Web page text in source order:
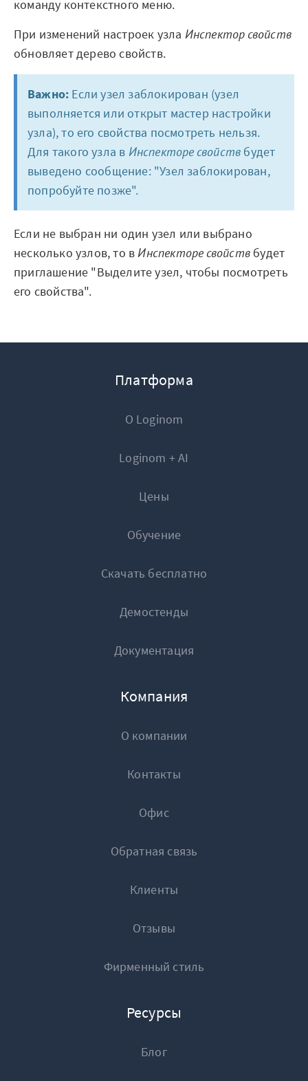
Закрыть
команду контекстного меню.
При изменений настроек узла Инспектор свойств
обновляет дерево свойств.
Важно: Если узел заблокирован (узел
выполняется или открыт мастер настройки
узла), то его свойства посмотреть нельзя.
Для такого узла в Инспекторе свойств будет
выведено сообщение: "Узел заблокирован,
попробуйте позже".
Если не выбран ни один узел или выбрано
несколько узлов, то вИнспекторе свойств будет
приглашение "Выделите узел, чтобы посмотреть
его свойства".
Платформа
О Loginom
Loginom + AI
Цены
Обучение
Скачать бесплатно
Демостенды
Документация
Компания
О компании
Контакты
Офис
Обратная связь
Клиенты
Отзывы
Фирменный стиль
Ресурсы
Блог